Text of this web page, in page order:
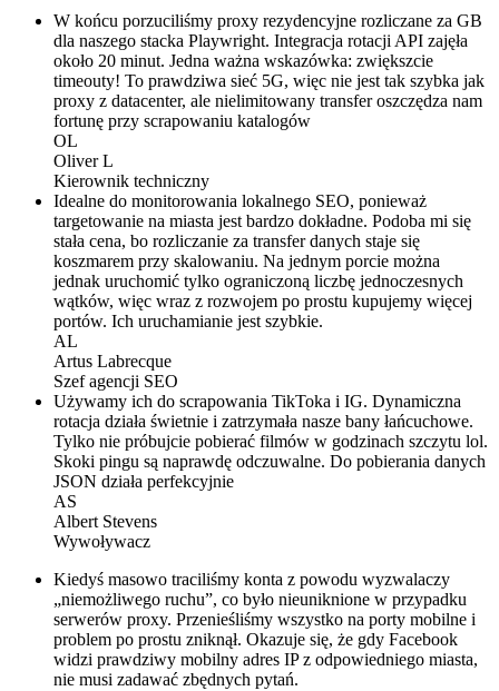
W końcu porzuciliśmy proxy rezydencyjne rozliczane za GB
dla naszego stacka Playwright. Integracja rotacji API zajęła
około 20 minut. Jedna ważna wskazówka: zwiększcie
timeouty! To prawdziwa sieć 5G, więc nie jest tak szybka jak
proxy z datacenter, ale nielimitowany transfer oszczędza nam
fortunę przy scrapowaniu katalogów
OL
Oliver L
Kierownik techniczny
Idealne do monitorowania lokalnego SEO, ponieważ
targetowanie na miasta jest bardzo dokładne. Podoba mi się
stała cena, bo rozliczanie za transfer danych staje się
koszmarem przy skalowaniu. Na jednym porcie można
jednak uruchomić tylko ograniczoną liczbę jednoczesnych
wątków, więc wraz z rozwojem po prostu kupujemy więcej
portów. Ich uruchamianie jest szybkie.
AL
Artus Labrecque
Szef agencji SEO
Używamy ich do scrapowania TikToka i IG. Dynamiczna
rotacja działa świetnie i zatrzymała nasze bany łańcuchowe.
Tylko nie próbujcie pobierać filmów w godzinach szczytu lol.
Skoki pingu są naprawdę odczuwalne. Do pobierania danych
JSON działa perfekcyjnie
AS
Albert Stevens
Wywoływacz
Kiedyś masowo traciliśmy konta z powodu wyzwalaczy
„niemożliwego ruchu”, co było nieuniknione w przypadku
serwerów proxy. Przenieśliśmy wszystko na porty mobilne i
problem po prostu zniknął. Okazuje się, że gdy Facebook
widzi prawdziwy mobilny adres IP z odpowiedniego miasta,
nie musi zadawać zbędnych pytań.